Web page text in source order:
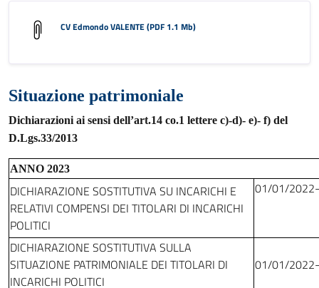
CV Edmondo VALENTE (PDF 1.1 Mb)
Situazione patrimoniale
Dichiarazioni ai sensi dell’art.14 co.1 lettere c)-d)- e)- f) del
D.Lgs.33/2013
ANNO 2023
DICHIARAZIONE SOSTITUTIVA SU INCARICHI E
RELATIVI COMPENSI DEI TITOLARI DI INCARICHI
POLITICI
01/01/
DICHIARAZIONE SOSTITUTIVA SULLA
SITUAZIONE PATRIMONIALE DEI TITOLARI DI
INCARICHI POLITICI
01/01/